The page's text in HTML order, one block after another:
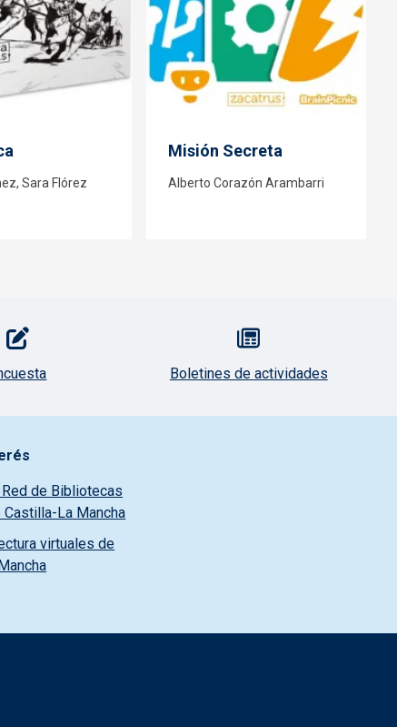
Sara Flórez
Misión Secreta
Alberto Corazón Arambarri
Boletines de actividades
de Bibliotecas
La Mancha
virtuales de